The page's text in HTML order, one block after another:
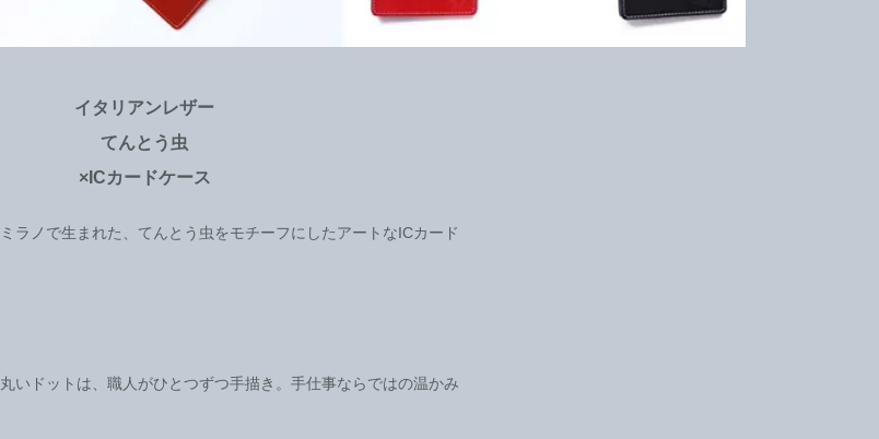
イタリアンレザー
てんとう虫
×ICカードケース
ラノで生まれた、てんとう虫をモチーフにしたアートなICカード
いドットは、職人がひとつずつ手描き。手仕事ならではの温かみ